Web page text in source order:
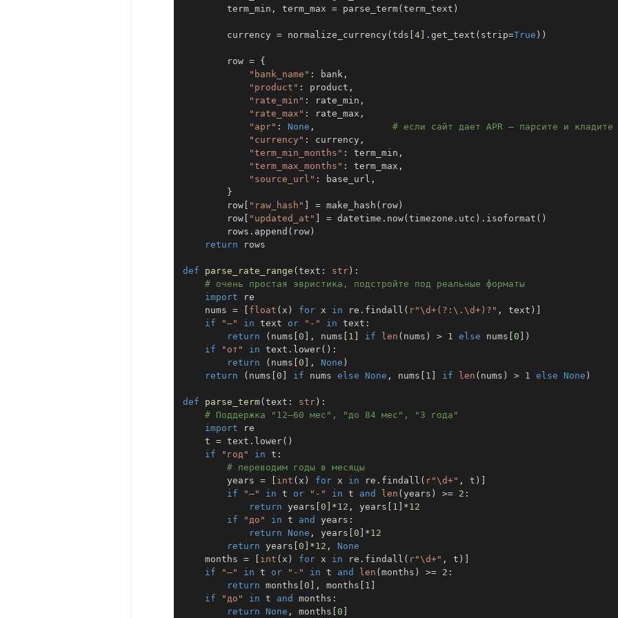
        term_min
, term_max = parse_term(term_text )
        currency
= normalize_currency (tds [4] . get_text ( strip=True ) )
        row
= {
"bank_name" : bank ,
"product" : product ,
"rate_min" : rate_min ,
"rate_max" : rate_max ,
"apr" : None ,
# если сайт дает APR — парсите и кладите
"currency" : currency ,
"term_min_months" : term_min ,
"term_max_months" : term_max ,
"source_url" : base_url ,
}
        row
[ "raw_hash" ] = make_hash ( row)
        row
[ "updated_at" ] = datetime . now(timezone . utc ) . isoformat ( )
        rows
. append ( row)
return
def parse_rate_range (text : str) :
# очень простая эвристика, подстройте под реальные форматы
import
    nums
= [ float ( x ) for x in re . findall ( r"\d+(?:\.\d+)?" , text ) ]
if
"–" in text or "-" in text :
return
( nums [0 ] , nums [ 1 ] if len ( nums ) > 1 else nums [0 ] )
if
"от" in text . lower( ) :
return
( nums [0 ] , None )
return
( nums [0 ] if nums else None , nums [ 1 ] if len ( nums ) > 1 else None )
def parse_term(text : str) :
# Поддержка "12–60 мес", "до 84 мес", "3 года"
import
    t
= text . lower( )
if
"год" in t :
# переводим годы в месяцы
        years
= [ int ( x ) for x in re . findall ( r"\d+" , t ) ]
if
"–" in t or "-" in t and len (years ) >= 2 :
return years [0 ] *12 , years [ 1 ] *12
if
"до" in t and years :
return
None , years [0 ] *12
return years [0 ] *12 ,
None
    months
= [ int ( x ) for x in re . findall ( r"\d+" , t ) ]
if
"–" in t or "-" in t and len (months ) >= 2 :
return months [0 ] , months [ 1 ]
if
"до" in t and months :
return
None , months [0 ]